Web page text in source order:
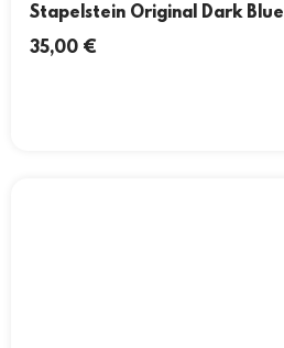
Stapelstein Original Dark Blue
35,00 €